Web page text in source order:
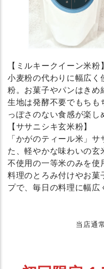
【ミルキークイーン米粉】
小麦粉の代わりに幅広
粉。お菓子やパンはき
生地は発酵不要でもち
っぽさのない食感が楽し
【ササニシキ玄米粉】
「かがのティール米」
た、軽やかな味わいの
不使用の一等米のみを使
料理のとろみ付けやお菓
プで、毎日の料理に幅広
当店通